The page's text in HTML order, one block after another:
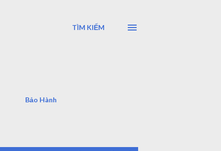
TÌM KIẾM
Bảo Hành